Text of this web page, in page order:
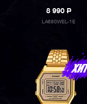
8 990P
LA680WEL-1E